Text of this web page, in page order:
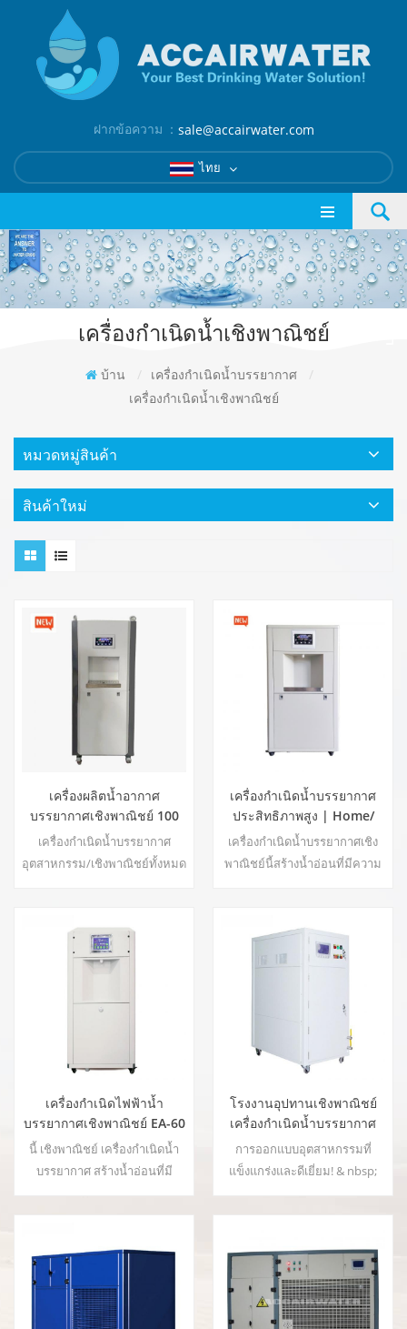
ฝากข้อความ ： sale@accairwater.com
ไทย
เครื่องกำเนิดน้ำเชิงพาณิชย์
บ้าน / เครื่องกำเนิดน้ำบรรยากาศ
/
เครื่องกำเนิดน้ำเชิงพาณิชย์
หมวดหมู่สินค้า
สินค้าใหม่
เครื่องผลิตน้ำอากาศ
บรรยากาศเชิงพาณิชย์ 100
ลิตรต่อวัน EA-100E
เครื่องกำเนิดน้ำบรรยากาศ
อุตสาหกรรม/เชิงพาณิชย์ทั้งหมด
ถังเก็บน้ำและเชื้อเพลิงของตัวเอง
เครื่องกำเนิดน้ำด้วยอากาศของ
เรามีระบบอากาศและน้ำเคลื่อนที่
ทุกอย่างในตัว และเพียงพอในตัว
ง่ายดายพร้อมทั้งผลิตน้ำดื่ม
แกลลอน โรงงา22
เครื่องกำเนิดน้ำบรรยากาศ
ประสิทธิภาพสูง | Home/
อุปกรณ์เชิงพาณิชย์เป็นมิตร
กับสิ่งแวดล้อม | อีเอ-60อี
เครื่องกำเนิดน้ำบรรยากาศเชิง
พาณิชย์นี้สร้างน้ำอ่อนที่มีความ
เครื่องกำเนิดไฟฟ้าน้ำ
บรรยากาศเชิงพาณิชย์ EA-60
นี้ เชิงพาณิชย์ เครื่องกำเนิดน้ำ
บรรยากาศ สร้างน้ำอ่อนที่มี
ความบริสุทธิ์สูงจากอากาศ
เหมาะอย่างยิ่งสำหรับการดื่มแม้
โรงงานอุปทานเชิงพาณิชย์
เครื่องกำเนิดน้ำบรรยากาศ
100L EA-100
การออกแบบอุตสาหกรรมที่
แข็งแกร่งและดีเยี่ยม! & nbsp;